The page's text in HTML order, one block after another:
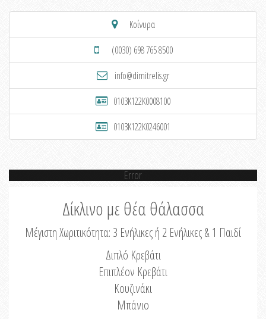
Κοίνυρα
(0030) 698 765 8500
info@dimitrelis.gr
0103K122K0008100
0103K122K0246001
Error
Δίκλινο με θέα θάλασσα
Μέγιστη Χωριτικότητα: 3 Ενήλικες ή 2 Ενήλικες & 1 Παιδί
Διπλό Κρεβάτι
Επιπλέον Κρεβάτι
Κουζινάκι
Μπάνιο